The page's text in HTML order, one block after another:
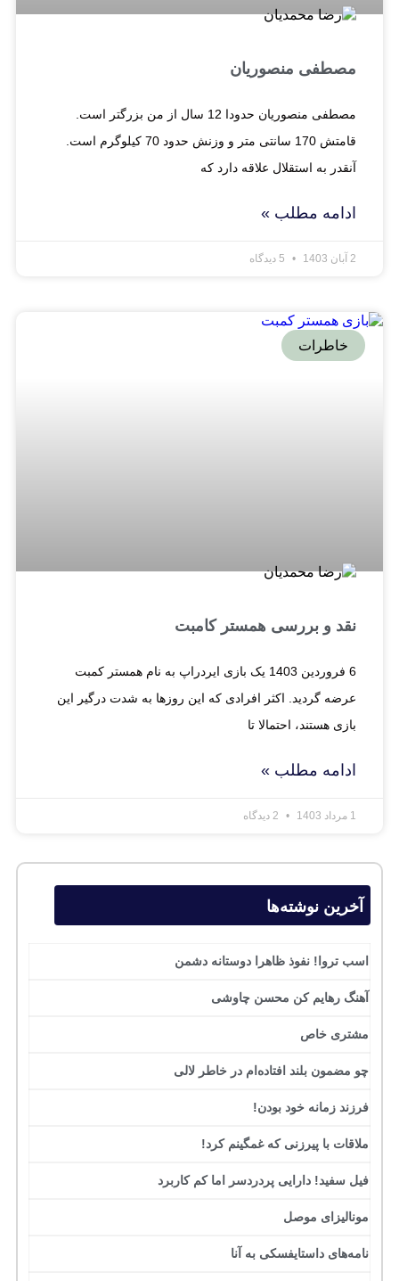
مصطفی منصوریان
مصطفی منصوریان حدودا 12 سال از من بزرگتر است.
قامتش 170 سانتی متر و وزنش حدود 70 کیلوگرم است.
آنقدر به استقلال علاقه دارد که
ادامه مطلب »
5 دیدگاه
خاطرات
نقد و بررسی همستر کامبت
6 فروردین 1403 یک بازی ایردراپ به نام همستر کمبت
عرضه گردید. اکثر افرادی که این روزها به شدت درگیر این
بازی هستند، احتمالا تا
ادامه مطلب »
2 دیدگاه
آخرین نوشته‌ها
اسب تروا! نفوذ ظاهرا دوستانه دشمن
آهنگ رهایم کن محسن چاوشی
مشتری خاص
چو مضمون بلند افتاده‌ام در خاطر لالی
فرزند زمانه خود بودن!
ملاقات با پیرزنی که غمگینم کرد!
فیل سفید! دارایی پردردسر اما کم کاربرد
مونالیزای موصل
نامه‌های داستایفسکی به آنا